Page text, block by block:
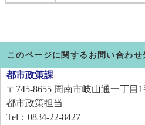
このページに関するお問い合わせ
都市政策課
〒745-8655 周南市岐山通一丁目
都市政策担当
Tel：0834-22-8427